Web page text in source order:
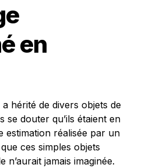
en
a hérité de divers objets de
se douter qu’ils étaient en
estimation réalisée par un
ces simples objets
n’aurait jamais imaginée.